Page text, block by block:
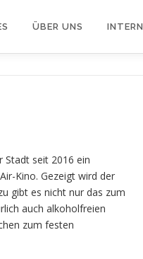
ÜBER UNS INTERN
Stadt seit 2016 ein
Kino. Gezeigt wird der
gibt es nicht nur das zum
auch alkoholfreien
zum festen